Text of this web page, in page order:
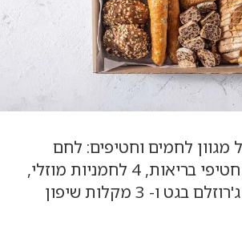
מגוון לחמים וחטיפים: לחם
אגוזים, זוג חטיפי בריאות, 4 לחמניות מוזלי,
2לחמניות ג'רוזלם בגט ו- 3 מקלות שיפון